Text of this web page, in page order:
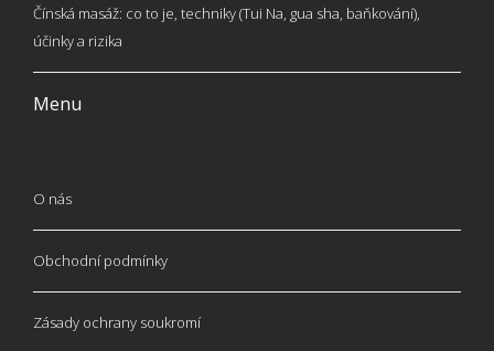
Čínská masáž: co to je, techniky (Tui Na, gua sha, baňkování),
účinky a rizika
Menu
O nás
Obchodní podmínky
Zásady ochrany soukromí